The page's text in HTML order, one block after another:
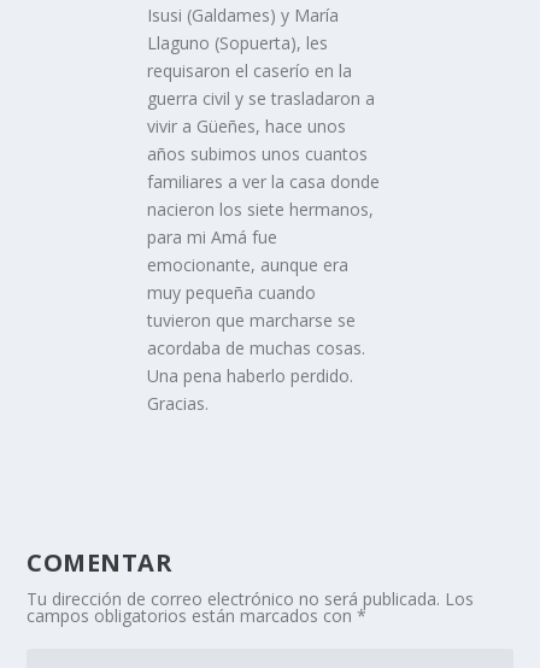
Isusi (Galdames) y María
Llaguno (Sopuerta), les
requisaron el caserío en la
guerra civil y se trasladaron a
vivir a Güeñes, hace unos
años subimos unos cuantos
familiares a ver la casa donde
nacieron los siete hermanos,
para mi Amá fue
emocionante, aunque era
muy pequeña cuando
tuvieron que marcharse se
acordaba de muchas cosas.
Una pena haberlo perdido.
Gracias.
COMENTAR
Tu dirección de correo electrónico no será publicada. Los
campos obligatorios están marcados con*